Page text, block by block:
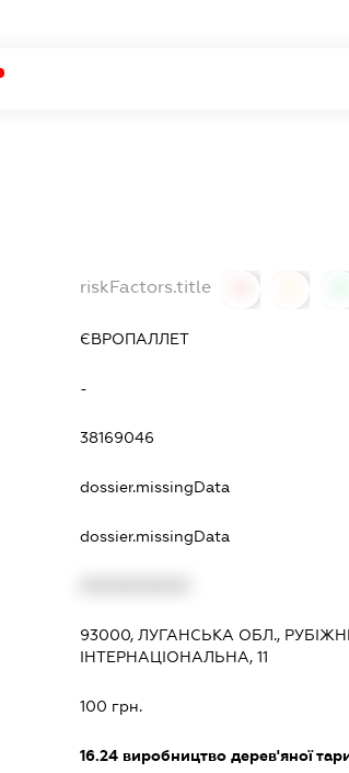
riskFactors.title
ЄВРОПАЛЛЕТ
-
38169046
dossier.missingData
dossier.missingData
93000, ЛУГАНСЬКА ОБЛ.,
ІНТЕРНАЦІОНАЛЬНА, 11
100 грн.
16.24 виробництво дерев'яної